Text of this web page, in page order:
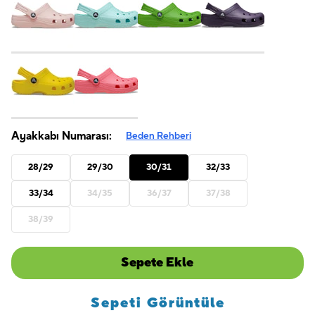
Ayakkabı Numarası: Beden Rehberi
28/29 29/30 30/31 32/33
33/34 34/35 36/37 37/38
38/39
Sepete Ekle
Sepeti Görüntüle